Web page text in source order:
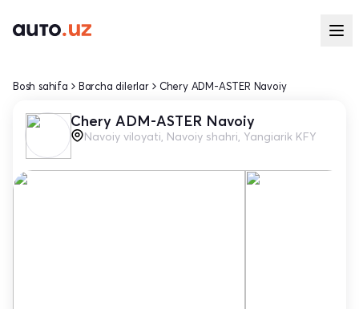
Bosh sahifa Barcha dilerlar Chery ADM-ASTER Navoiy
Chery ADM-ASTER Navoiy
Navoiy viloyati, Navoiy shahri, Yangiarik KFY